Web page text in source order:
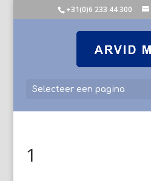
+31(0)6 233 44 300
Selecteer een pagina
1